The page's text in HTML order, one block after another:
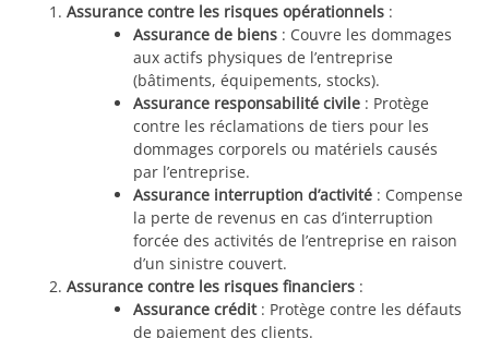
Assurance contre les risques opérationnels :
Assurance de biens : Couvre les dommages
aux actifs physiques de l’entreprise
(bâtiments, équipements, stocks).
Assurance responsabilité civile : Protège
contre les réclamations de tiers pour les
dommages corporels ou matériels causés
par l’entreprise.
Assurance interruption d’activité : Compense
la perte de revenus en cas d’interruption
forcée des activités de l’entreprise en raison
d’un sinistre couvert.
Assurance contre les risques financiers :
Assurance crédit: Protège contre les défauts
de paiement des clients.